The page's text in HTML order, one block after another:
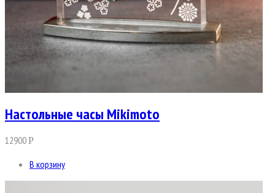
Настольные часы Mikimoto
12900Р
В корзину